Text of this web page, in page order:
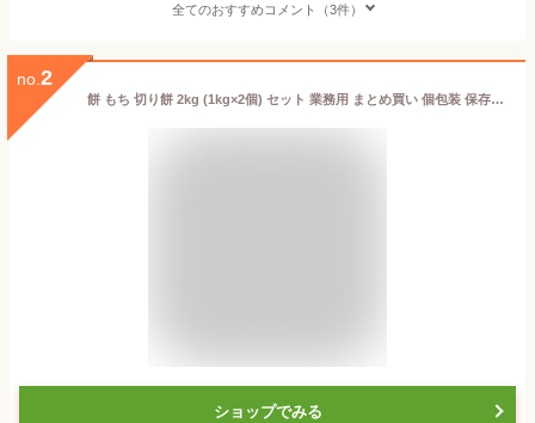
全てのおすすめコメント（3件）
no. 2
餅 もち 切り餅 2kg (1kg×2個) セット 業務用 まとめ買い 個包装 保存 国産 もち米 生切り餅 切餅 生きりもち おやつ お正月 年末 年始 非常食 備蓄 お菓子 mochi モチ アイリスオーヤマ アイリスフーズ 純にほん 国内産水稲もち米使用 *
ショップでみる